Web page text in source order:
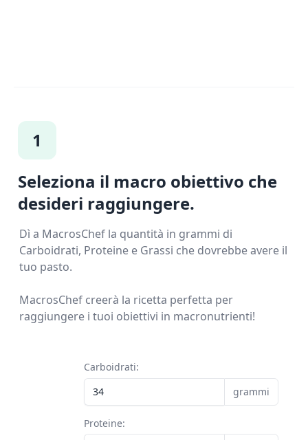
1
Seleziona il macro obiettivo che
desideri raggiungere.
Dì a MacrosChef la quantità in grammi di
Carboidrati, Proteine e Grassi che dovrebbe avere il
tuo pasto.
MacrosChef creerà la ricetta perfetta per
raggiungere i tuoi obiettivi in macronutrienti!
Carboidrati:
grammi
Proteine: